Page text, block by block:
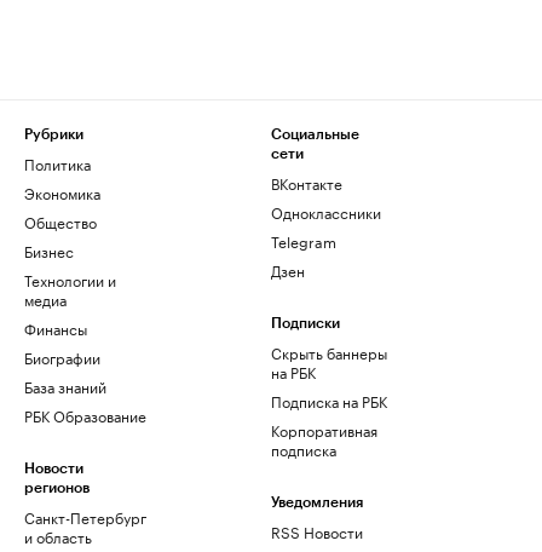
Рубрики
Политика
Экономика
Общество
Бизнес
Технологии и
медиа
Финансы
Биографии
База знаний
РБК Образование
Новости
регионов
Санкт-Петербург
и область
Социальные
сети
ВКонтакте
Одноклассники
Telegram
Дзен
Подписки
Скрыть баннеры
на РБК
Подписка на РБК
Корпоративная
подписка
Уведомления
RSS Новости